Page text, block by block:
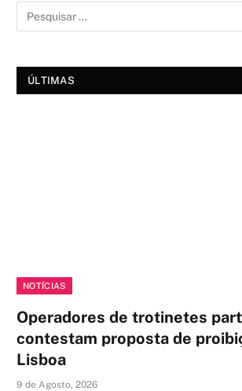
ÚLTIMAS
NOTÍCIAS
Operadores de trotinetes
contestam proposta de
Lisboa
9 de Agosto, 2026